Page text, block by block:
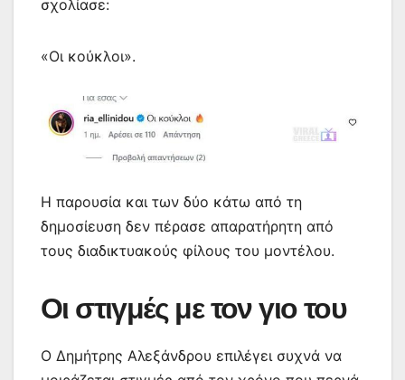
σχολίασε:
«Οι κούκλοι».
Η παρουσία και των δύο κάτω από τη
δημοσίευση δεν πέρασε απαρατήρητη από
τους διαδικτυακούς φίλους του μοντέλου.
Οι στιγμές με τον γιο του
Ο Δημήτρης Αλεξάνδρου επιλέγει συχνά να